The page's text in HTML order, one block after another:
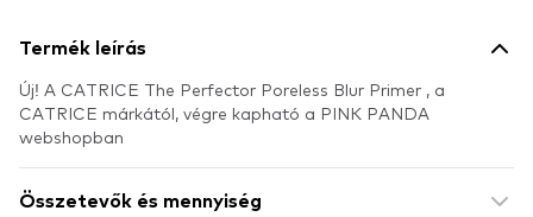
Termék leírás
Új! A CATRICE The Perfector Poreless Blur Primer , a
CATRICE márkától, végre kapható a PINK PANDA
webshopban
Összetevők és mennyiség